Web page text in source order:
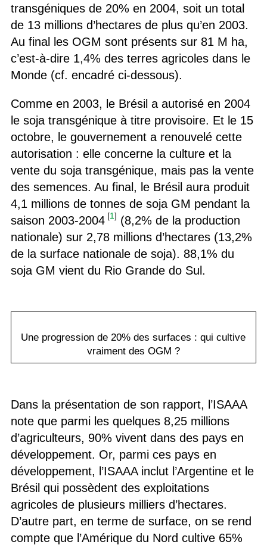
transgéniques de 20% en 2004, soit un total
de 13 millions d’hectares de plus qu’en 2003.
Au final les OGM sont présents sur 81 M ha,
c’est-à-dire 1,4% des terres agricoles dans le
Monde (cf. encadré ci-dessous).
Comme en 2003, le Brésil a autorisé en 2004
le soja transgénique à titre provisoire. Et le 15
octobre, le gouvernement a renouvelé cette
autorisation : elle concerne la culture et la
vente du soja transgénique, mais pas la vente
des semences. Au final, le Brésil aura produit
4,1 millions de tonnes de soja GM pendant la
saison 2003-2004 [1] (8,2% de la production
nationale) sur 2,78 millions d’hectares (13,2%
de la surface nationale de soja). 88,1% du
soja GM vient du Rio Grande do Sul.
Une progression de 20% des surfaces : qui cultive
vraiment des OGM ?
Dans la présentation de son rapport, l’ISAAA
note que parmi les quelques 8,25 millions
d’agriculteurs, 90% vivent dans des pays en
développement. Or, parmi ces pays en
développement, l’ISAAA inclut l’Argentine et le
Brésil qui possèdent des exploitations
agricoles de plusieurs milliers d’hectares.
D’autre part, en terme de surface, on se rend
compte que l’Amérique du Nord cultive 65%